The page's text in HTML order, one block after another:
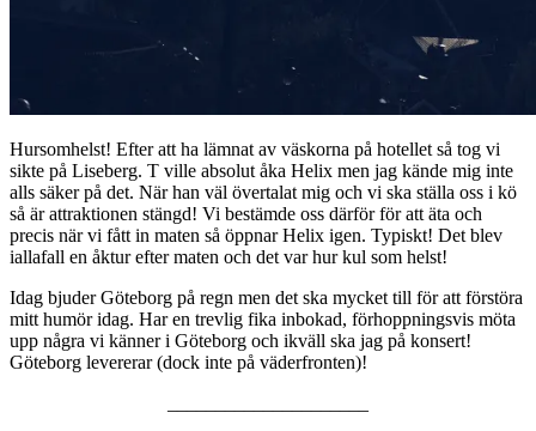
Hursomhelst! Efter att ha lämnat av väskorna på hotellet så tog vi
sikte på Liseberg. T ville absolut åka Helix men jag kände mig inte
alls säker på det. När han väl övertalat mig och vi ska ställa oss i kö
så är attraktionen stängd! Vi bestämde oss därför för att äta och
precis när vi fått in maten så öppnar Helix igen. Typiskt! Det blev
iallafall en åktur efter maten och det var hur kul som helst!
Idag bjuder Göteborg på regn men det ska mycket till för att förstöra
mitt humör idag. Har en trevlig fika inbokad, förhoppningsvis möta
upp några vi känner i Göteborg och ikväll ska jag på konsert!
Göteborg levererar (dock inte på väderfronten)!